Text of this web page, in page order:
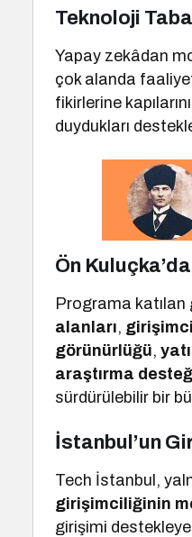
Teknoloji
Yapay zekâdan
çok alanda
fikirlerine
duydukları
Ön
Programa katılan
alanları,
görünürlüğü,
araştırma
sürdürülebilir bir
İstanbul’un
Tech İstanbul,
girişimciliğinin
girişimi